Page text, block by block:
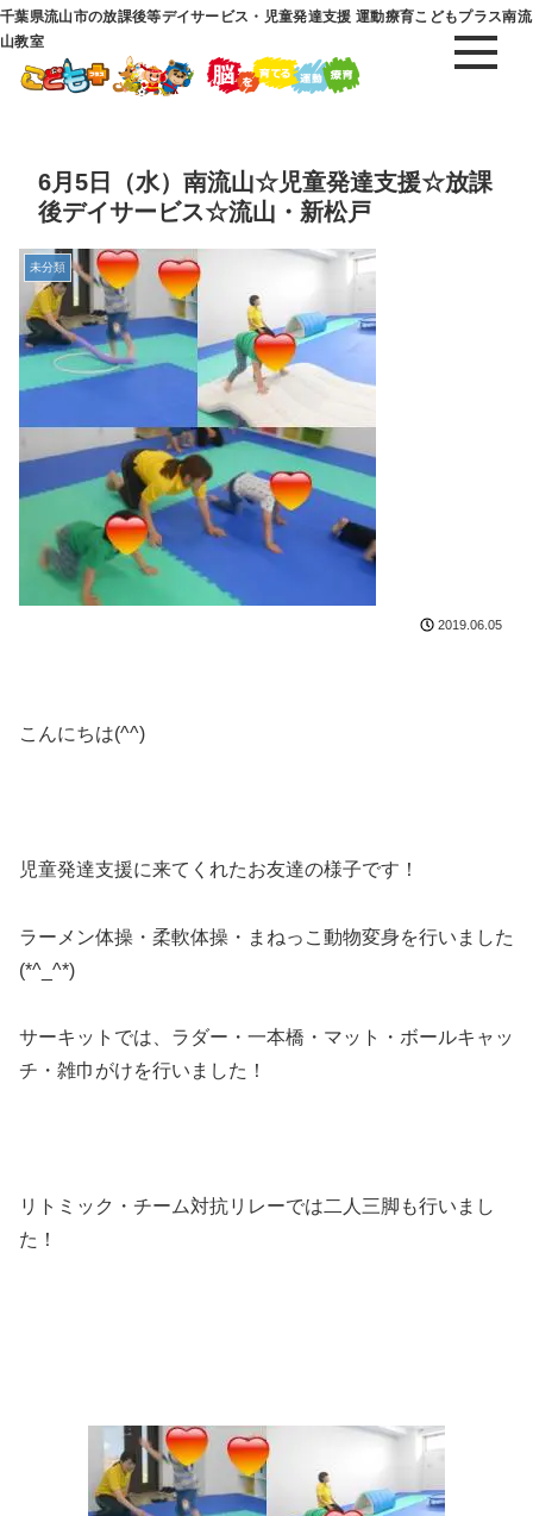
千葉県流山市の放課後等デイサービス・児童発達支援 運動療育こどもプラス南流
山教室
6月5日（水）南流山☆児童発達支援☆放課
後デイサービス☆流山・新松戸
未分類
2019.06.05
こんにちは(^^)
児童発達支援に来てくれたお友達の様子です！
ラーメン体操・柔軟体操・まねっこ動物変身を行いました
(*^_^*)
サーキットでは、ラダー・一本橋・マット・ボールキャッ
チ・雑巾がけを行いました！
リトミック・チーム対抗リレーでは二人三脚も行いまし
た！